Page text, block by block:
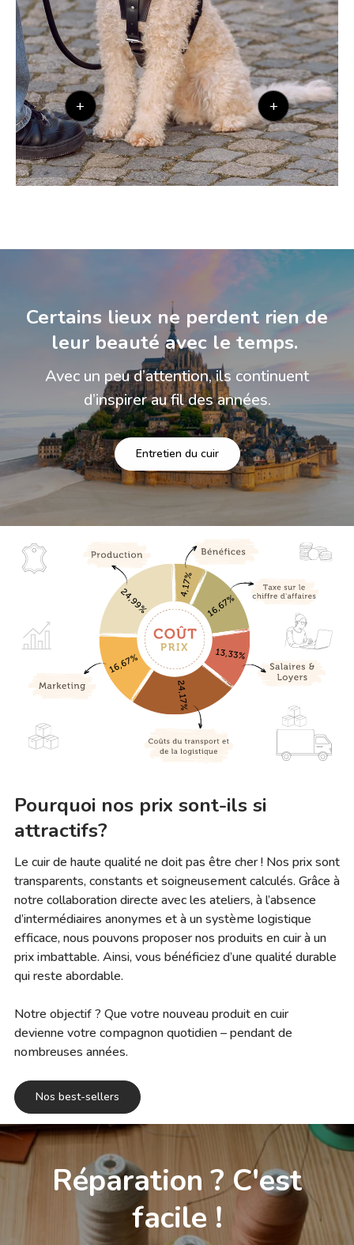
+ +
Certains lieux ne perdent rien de
leur beauté avec le temps.
Avec un peu d’attention, ils continuent
d’inspirer au fil des années.
Entretien du cuir
Pourquoi nos prix sont-ils si
attractifs?
Le cuir de haute qualité ne doit pas être cher ! Nos prix sont
transparents, constants et soigneusement calculés. Grâce à
notre collaboration directe avec les ateliers, à l’absence
d’intermédiaires anonymes et à un système logistique
efficace, nous pouvons proposer nos produits en cuir à un
prix imbattable. Ainsi, vous bénéficiez d’une qualité durable
qui reste abordable.
Notre objectif ? Que votre nouveau produit en cuir
devienne votre compagnon quotidien – pendant de
nombreuses années.
Nos best-sellers
Réparation ? C'est
facile !